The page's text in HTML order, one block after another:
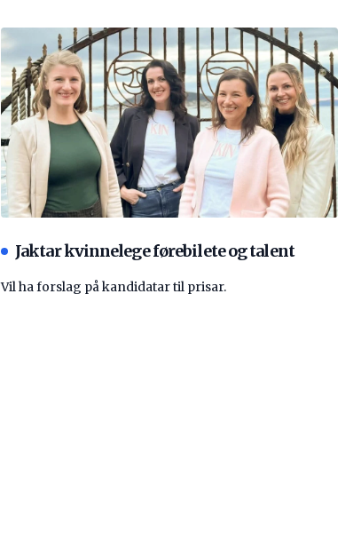
Jaktar kvinnelege førebilete og talent
Vil ha forslag på kandidatar til prisar.